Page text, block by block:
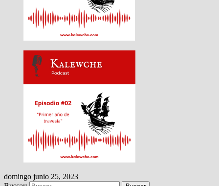
domingo junio 25, 2023